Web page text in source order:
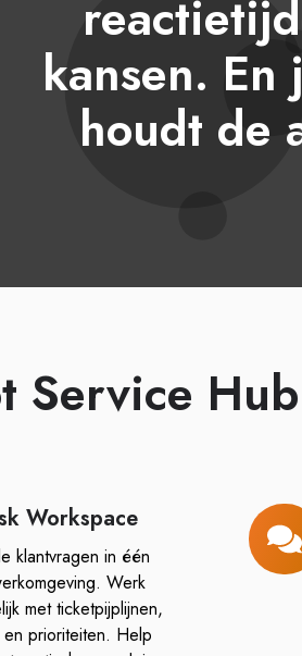
kansen. En
houdt de
Service
Workspace
klantvragen in één
Werk
met ticketpijplijnen,
en prioriteiten. Help
Inbox